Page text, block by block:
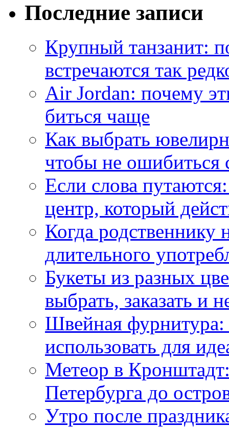
Последние записи
Крупный танзанит:
встречаются так
Air Jordan: почему
биться чаще
Как выбрать
чтобы не ошибиться
Если слова
центр, который
Когда
длительного
Букеты из разных
выбрать, заказать и
Швейная фурнитура:
использовать для
Метеор в
Петербурга до
Утро после